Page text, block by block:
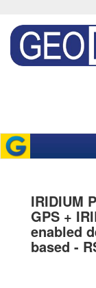
IRIDIUM
GPS +
enabled
based -